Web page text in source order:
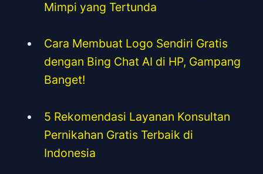
Mimpi yang Tertunda
Cara Membuat Logo Sendiri Gratis
dengan Bing Chat AI di HP, Gampang
Banget!
5 Rekomendasi Layanan Konsultan
Pernikahan Gratis Terbaik di
Indonesia